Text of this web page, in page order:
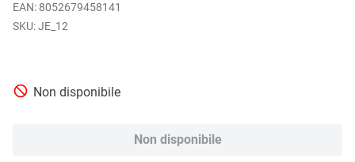
EAN: 8052679458141
JE_12
Non disponibile
Non disponibile